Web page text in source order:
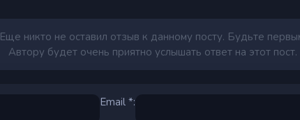
Еще никто не оставил отзыв к данному посту. Будьте
Автору будет очень приятно услышать ответ на этот пост.
Email *: